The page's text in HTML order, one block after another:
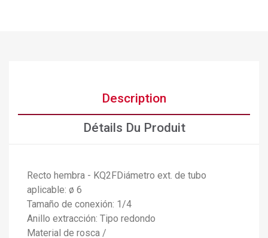
Créer une liste d'envies
Connexion
Description
Détails Du Produit
Recto hembra - KQ2FDiámetro ext. de tubo
aplicable: ø 6
Tamaño de conexión: 1/4
Anillo extracción: Tipo redondo
Material de rosca /